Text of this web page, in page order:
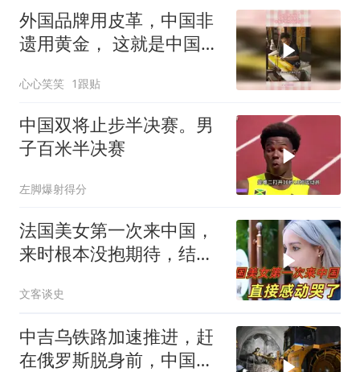
外国品牌用皮革，中国非
遗用黄金， 这就是中国手
心心笑笑 1跟贴
中国双将止步半决赛。男
子百米半决赛
左脚爆射得分
法国美女第一次来中国，
来时根本没抱期待，结果
文客谈史
中吉乌铁路加速推进，赶
在俄罗斯脱身前，中国拿